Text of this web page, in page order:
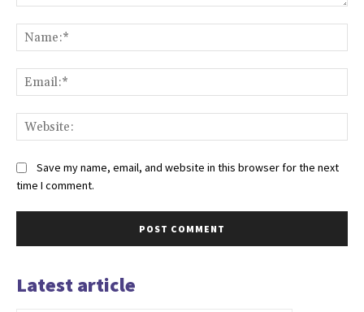
Save my name, email, and website in this browser for the next
time I comment.
Latest article